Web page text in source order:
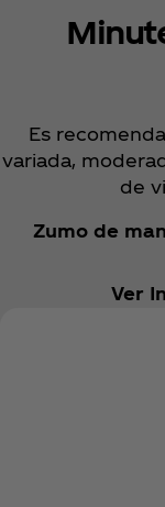
Es
variada,
de
Zumo de
Ver